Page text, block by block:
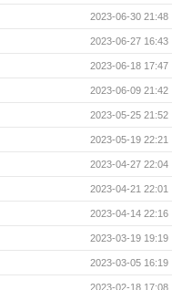
2023-06-30 21:48
2023-06-27 16:43
2023-06-18 17:47
2023-06-09 21:42
2023-05-25 21:52
2023-05-19 22:21
2023-04-27 22:04
2023-04-21 22:01
2023-04-14 22:16
2023-03-19 19:19
2023-03-05 16:19
2023-02-18 17:08